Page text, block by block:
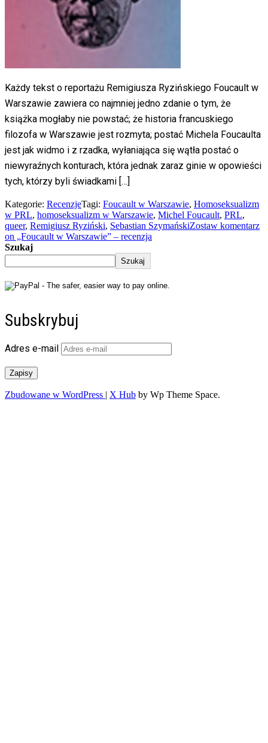
Każdy tekst o reportażu Remigiusza Ryzińskiego Foucault w
Warszawie zawiera co najmniej jedno zdanie o tym, że
książka mogłaby nie powstać; że historia francuskiego
filozofa w Warszawie jest rozmyta; postać Michela Foucaulta
jest jak widmo i z rzadka, wyłaniająca się wątła postać o
niewyraźnych konturach, która jednak zaraz ginie w opowieści
tych, którzy byli świadkami […]
Kategorie: RecenzjeTagi: Foucault w Warszawie, Homoseksualizm
w PRL, homoseksualizm w Warszawie, Michel Foucault, PRL,
queer, Remigiusz Ryziński, Sebastian SzymańskiZostaw komentarz
on „Foucault w Warszawie” – recenzja
Szukaj
Szukaj
Subskrybuj
Adres e-mail
Zapisy
Zbudowane w WordPress | X Hub by Wp Theme Space.